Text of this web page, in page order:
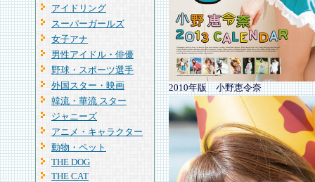
アイドリング
スーパーガールズ
女子アナ
男性アイドル・俳優
野球・スポーツ選手
外国スター・映画
韓流・華流 スター
ジャニーズ
アニメ・キャラクター
動物・ペット
THE DOG
THE CAT
2010年版 小野恵令奈